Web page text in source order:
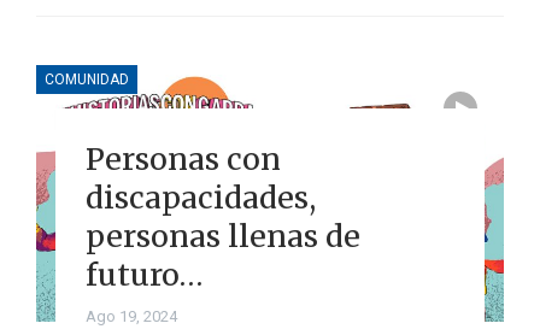
COMUNIDAD
Personas con
discapacidades,
personas llenas de
futuro…
Ago 19, 2024